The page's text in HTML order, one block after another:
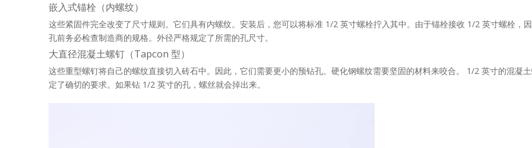
嵌入式锚栓（内螺纹）
这些紧固件完全改变了尺寸规则。它们具有内螺纹。安装后，您可以将标准 1/2 英寸螺栓拧入其中。由于锚栓接收 1/2 英寸螺栓，
孔前务必检查制造商的规格。外径严格规定了所需的孔尺寸。
大直径混凝土螺钉（Tapcon 型）
这些重型螺钉将自己的螺纹直接切入砖石中。因此，它们需要更小的预钻孔。硬化钢螺纹需要坚固的材料来咬合。 1/2 英寸的混凝
定了确切的要求。如果钻 1/2 英寸的孔，螺丝就会掉出来。